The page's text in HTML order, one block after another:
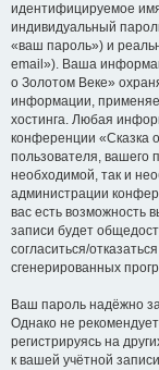
идентифицируемое
индивидуальный
«ваш пароль») и
email»). Ваша
о Золотом Веке»
информации,
хостинга. Любая
конференции «Сказка
пользователя, вашего
необходимой, так и
администрации
вас есть возможность
записи будет
согласиться/
сгенерированных
Ваш пароль надёжно
Однако не
регистрируясь на
к вашей учётной